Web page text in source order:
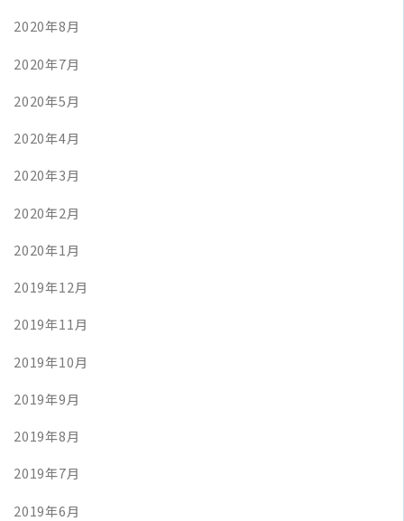
2020年8月
2020年7月
2020年5月
2020年4月
2020年3月
2020年2月
2020年1月
2019年12月
2019年11月
2019年10月
2019年9月
2019年8月
2019年7月
2019年6月